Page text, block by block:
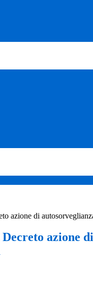
azione di
Decreto azione